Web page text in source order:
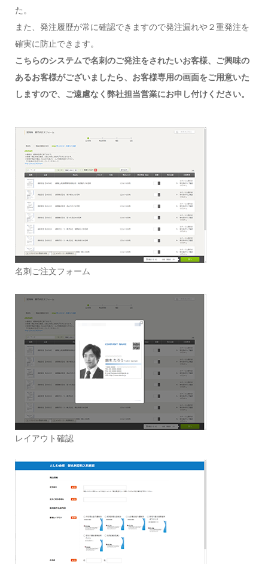
た。
また、発注履歴が常に確認できますので発注漏れや２重発注を
確実に防止できます。
こちらのシステムで名刺のご発注をされたいお客様、ご興味の
あるお客様がございましたら、お客様専用の画面をご用意いた
しますので、ご遠慮なく弊社担当営業にお申し付けください。
名刺ご注文フォーム
レイアウト確認